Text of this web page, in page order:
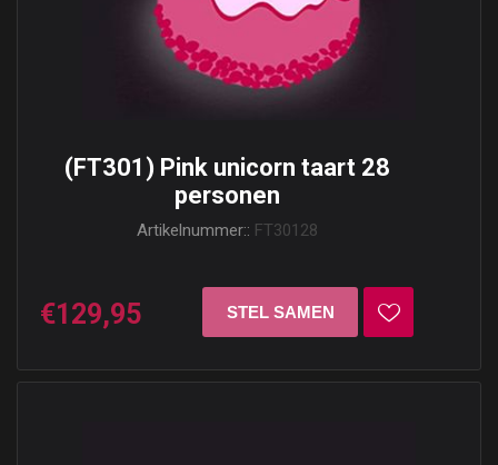
(FT301) Pink unicorn taart 28
personen
Artikelnummer:: FT30128
€129,95